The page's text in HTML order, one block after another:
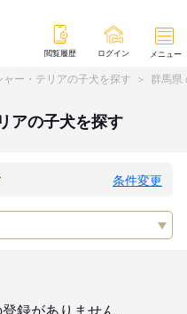
閲覧履歴 ログイン メニュー
ャー・テリアの子犬を探す 群馬県
アの子犬を探す
条件変更